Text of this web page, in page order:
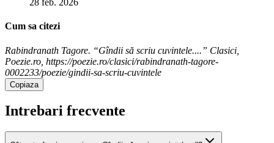
28 feb. 2026
Cum sa citezi
Rabindranath Tagore. “Gîndii să scriu cuvintele....” Clasici,
Poezie.ro, https://poezie.ro/clasici/rabindranath-tagore-
0002233/poezie/gindii-sa-scriu-cuvintele
Copiaza
Intrebari frecvente